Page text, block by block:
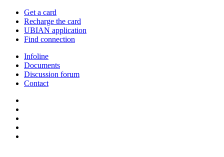
Get a card
Recharge the card
UBIAN application
Find connection
Infoline
Documents
Discussion forum
Contact